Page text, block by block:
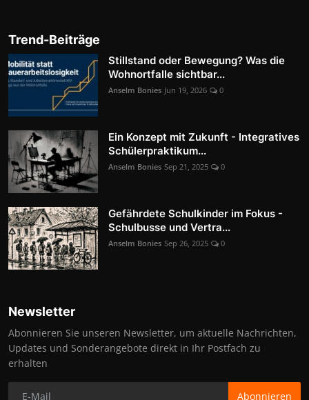
Trend-Beiträge
Stillstand oder Bewegung? Was die
Wohnortfalle sichtbar...
Anselm Bonies Jun 19, 2026 0
Ein Konzept mit Zukunft - Integratives
Schülerpraktikum...
Anselm Bonies Sep 21, 2025 0
Gefährdete Schulkinder im Fokus -
Schulbusse und Vertra...
Anselm Bonies Sep 26, 2025 0
Newsletter
Abonnieren Sie unseren Newsletter, um aktuelle Nachrichten,
Updates und Sonderangebote direkt in Ihr Postfach zu
erhalten
Abonnieren